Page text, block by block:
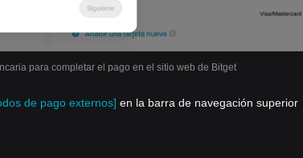
para completar el pago en el sitio web de Bitget
de pago externos] en la barra de navegación superior